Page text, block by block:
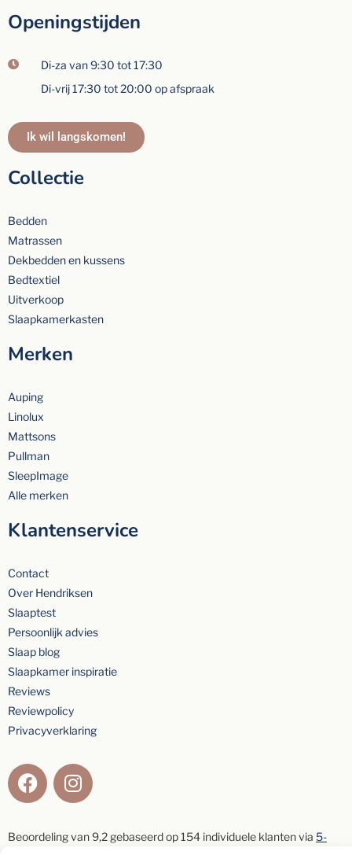
Openingstijden
Di-za van 9:30 tot 17:30
Di-vrij 17:30 tot 20:00 op afspraak
Ik wil langskomen!
Collectie
Bedden
Matrassen
Dekbedden en kussens
Bedtextiel
Uitverkoop
Slaapkamerkasten
Merken
Auping
Linolux
Mattsons
Pullman
SleepImage
Alle merken
Klantenservice
Contact
Over Hendriksen
Slaaptest
Persoonlijk advies
Slaap blog
Slaapkamer inspiratie
Reviews
Reviewpolicy
Privacyverklaring
Beoordeling van9,2 gebaseerd op154 individuele klanten via 5-